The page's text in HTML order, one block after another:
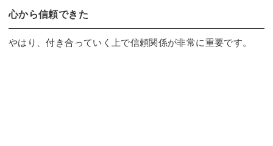
心から信頼できた
やはり、付き合っていく上で信頼関係が非常に重要です。